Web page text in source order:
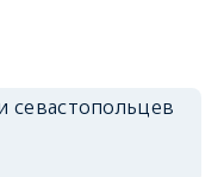
севастопольцев